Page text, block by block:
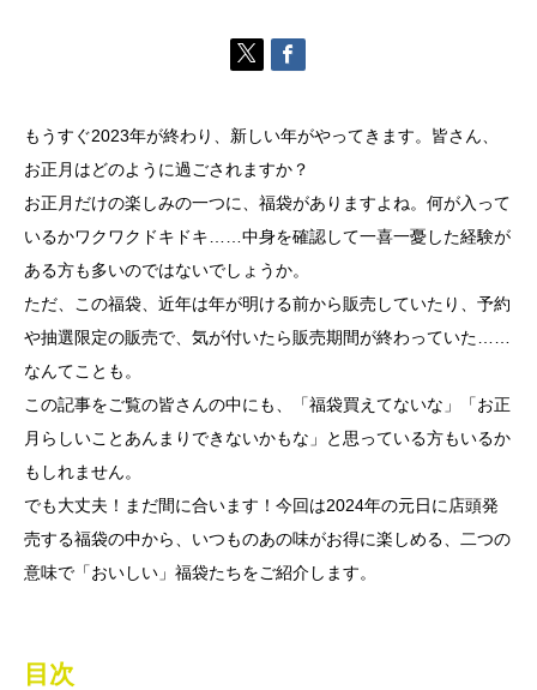
もうすぐ2023年が終わり、新しい年がやってきます。皆さん、
お正月はどのように過ごされますか？
お正月だけの楽しみの一つに、福袋がありますよね。何が入って
いるかワクワクドキドキ……中身を確認して一喜一憂した経験が
ある方も多いのではないでしょうか。
ただ、この福袋、近年は年が明ける前から販売していたり、予約
や抽選限定の販売で、気が付いたら販売期間が終わっていた……
なんてことも。
この記事をご覧の皆さんの中にも、「福袋買えてないな」「お正
月らしいことあんまりできないかもな」と思っている方もいるか
もしれません。
でも大丈夫！まだ間に合います！今回は2024年の元日に店頭発
売する福袋の中から、いつものあの味がお得に楽しめる、二つの
意味で「おいしい」福袋たちをご紹介します。
目次